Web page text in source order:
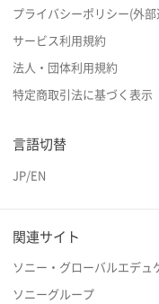
プライバシーポリシー(外
サービス利用規約
法人・団体利用規約
特定商取引法に基づく表示
言語切替
JP/EN
関連サイト
ソニー・グローバルエデュ
ソニーグループ